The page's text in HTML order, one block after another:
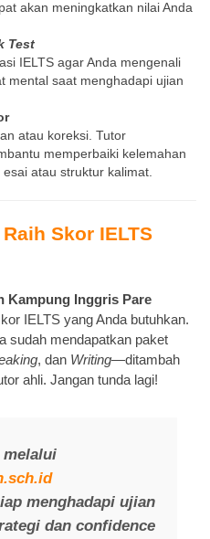
akan meningkatkan nilai Anda
Test
IELTS agar Anda mengenali
mental saat menghadapi ujian
atau koreksi. Tutor
memperbaiki kelemahan
atau struktur kalimat.
Skor IELTS
Kampung Inggris Pare
IELTS yang Anda butuhkan.
sudah mendapatkan paket
, dan Writing—ditambah
ahli. Jangan tunda lagi!
melalui
menghadapi ujian
dan confidence